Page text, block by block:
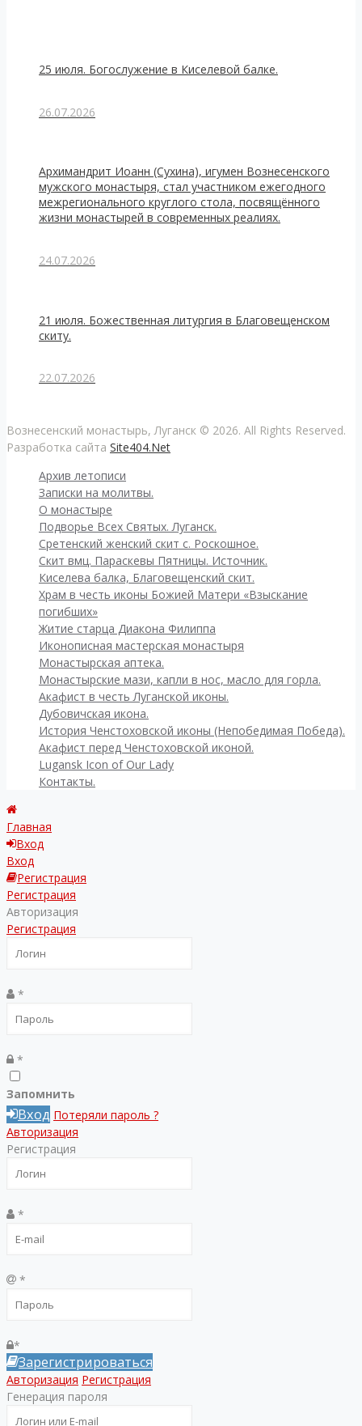
25 июля. Богослужение в Киселевой балке.
26.07.2026
Архимандрит Иоанн (Сухина), игумен Вознесенского
мужского монастыря, стал участником ежегодного
межрегионального круглого стола, посвящённого
жизни монастырей в современных реалиях.
24.07.2026
21 июля. Божественная литургия в Благовещенском
скиту.
22.07.2026
Вознесенский монастырь, Луганск © 2026. All Rights Reserved.
Разработка сайта Site404.Net
Архив летописи
Записки на молитвы.
О монастыре
Подворье Всех Святых. Луганск.
Сретенский женский скит с. Роскошное.
Скит вмц. Параскевы Пятницы. Источник.
Киселева балка, Благовещенский скит.
Храм в честь иконы Божией Матери «Взыскание
погибших»
Житие старца Диакона Филиппа
Иконописная мастерская монастыря
Монастырская аптека.
Монастырские мази, капли в нос, масло для горла.
Акафист в честь Луганской иконы.
Дубовичская икона.
История Ченстоховской иконы (Непобедимая Победа).
Акафист перед Ченстоховской иконой.
Lugansk Icon of Our Lady
Контакты.
Главная
Вход
Вход
Регистрация
Регистрация
Авторизация
Регистрация
*
*
Запомнить
Вход Потеряли пароль ?
Авторизация
Регистрация
*
*
*
Зарегистрироваться
Авторизация Регистрация
Генерация пароля